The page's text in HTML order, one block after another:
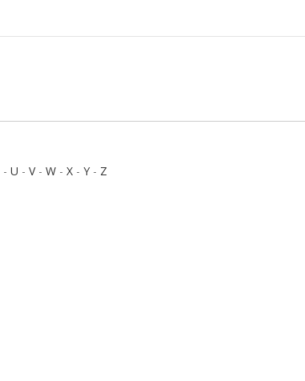
- U - V- W - X - Y - Z